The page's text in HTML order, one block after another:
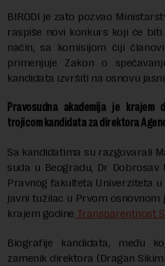
BIRODI je zato pozvao
raspiše novi konkurs koji će
način, sa komisijom čiji
primenjuje Zakon o
kandidata izvršiti na osnovu
Pravosudna akademija je krajem
trojicom kandidata za direktora
Sa kandidatima su razgovarali
suda u Beogradu, Dr Dobrosav
Pravnog fakulteta Univerziteta
javni tužilac u Prvom
krajem godine Transparentnost
Biografije kandidata, među
zamenik direktora (Dragan